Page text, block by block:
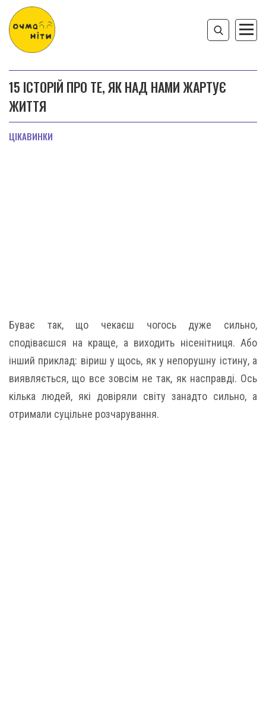
15 ІСТОРІЙ ПРО ТЕ, ЯК НАД НАМИ ЖАРТУЄ
ЖИТТЯ
ЦІКАВИНКИ
Буває так, що чекаєш чогось дуже сильно,
сподіваєшся на краще, а виходить нісенітниця. Або
інший приклад: віриш у щось, як у непорушну істину, а
виявляється, що все зовсім не так, як насправді. Ось
кілька людей, які довіряли світу занадто сильно, а
отримали суцільне розчарування.